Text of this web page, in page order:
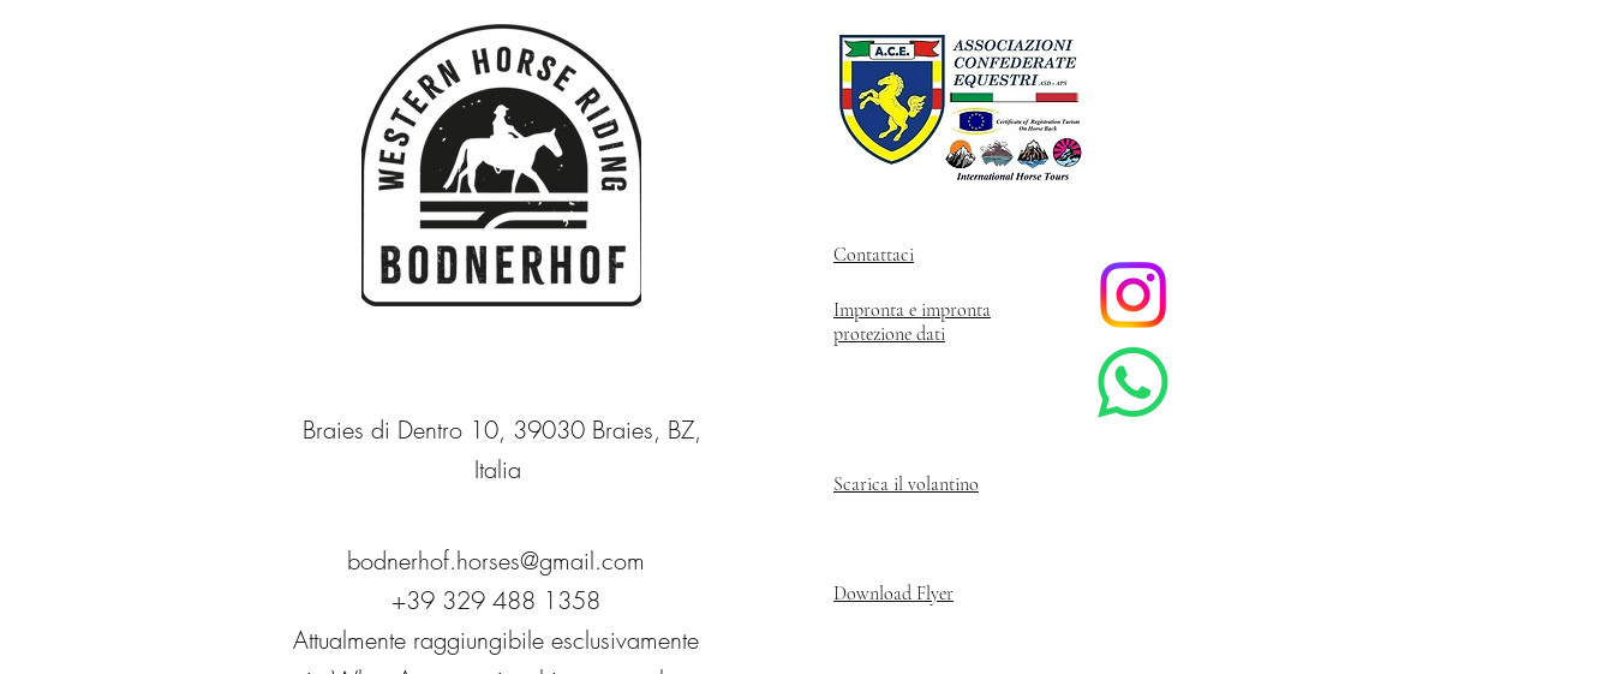
Braies di Dentro 10, 39030 Braies, BZ,
Italia
bodnerhof.horses@gmail.com
+39 329 488 1358
Attualmente raggiungibile esclusivamente
Contattaci
Impronta e impronta
protezione dati
Scarica il volantino
Download Flyer